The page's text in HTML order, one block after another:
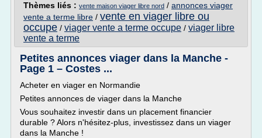
Thèmes liés : vente maison viager libre nord / annonces viager
vente a terme libre / vente en viager libre ou
occupe / viager vente a terme occupe / viager libre
vente a terme
Petites annonces viager dans la Manche -
Page 1 – Costes ...
Acheter en viager en Normandie
Petites annonces de viager dans la Manche
Vous souhaitez investir dans un placement financier
durable ? Alors n'hésitez-plus, investissez dans un viager
dans la Manche !